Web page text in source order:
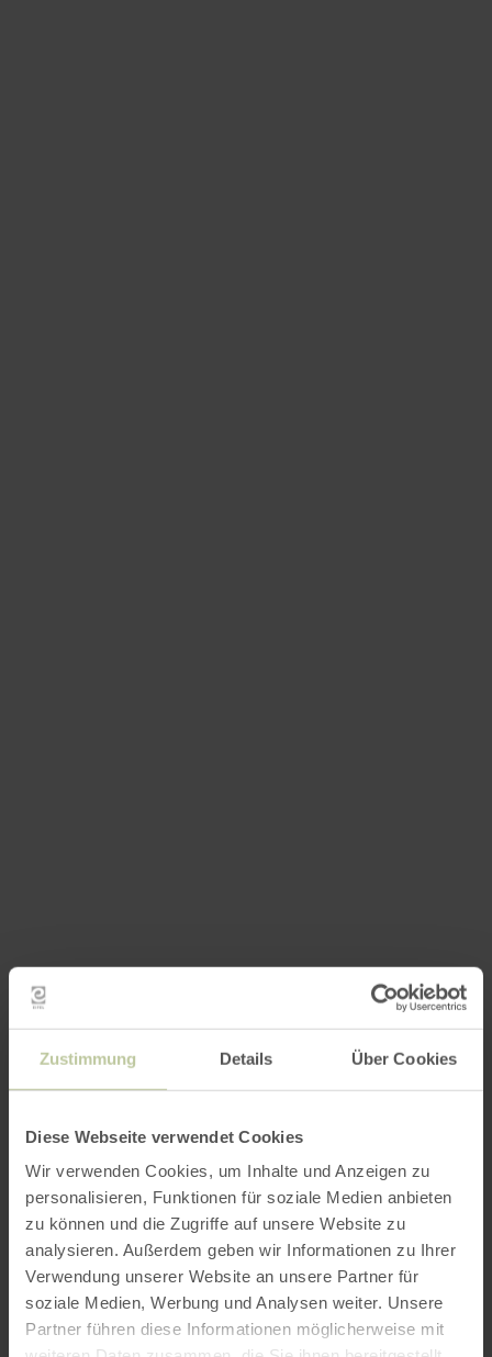
Zustimmung Details Über Cookies
Diese Webseite verwendet Cookies
Wir verwenden Cookies, um Inhalte und Anzeigen zu
personalisieren, Funktionen für soziale Medien anbieten
zu können und die Zugriffe auf unsere Website zu
analysieren. Außerdem geben wir Informationen zu Ihrer
Verwendung unserer Website an unsere Partner für
soziale Medien, Werbung und Analysen weiter. Unsere
Partner führen diese Informationen möglicherweise mit